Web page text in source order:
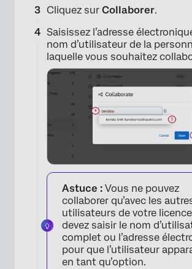
Cliquez sur Collaborer.
Saisissez l’adresse
nom d’utilisateur de la
laquelle vous souhaitez
Astuce : Vous ne pouvez
collaborer qu’avec les
utilisateurs de votre
devez saisir le nom
complet ou l’adresse
pour que l’utilisateur
en tant qu’option.